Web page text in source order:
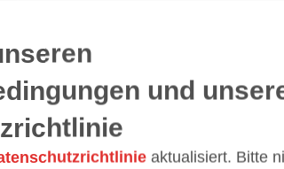
und
aktualisiert. Bitte